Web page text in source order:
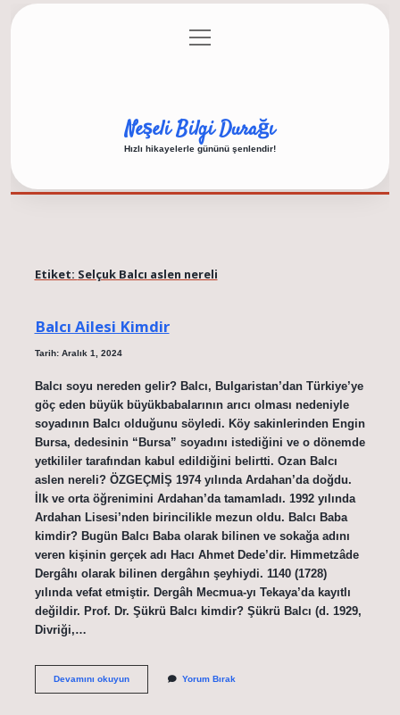
Gizlilik Politikası
menüyü
aç
Neşeli Bilgi Durağı
Hızlı hikayelerle gününü şenlendir!
Etiket: Selçuk Balcı aslen nereli
Balcı Ailesi Kimdir
Tarih: Aralık 1, 2024
Balcı soyu nereden gelir? Balcı, Bulgaristan’dan Türkiye’ye
göç eden büyük büyükbabalarının arıcı olması nedeniyle
soyadının Balcı olduğunu söyledi. Köy sakinlerinden Engin
Bursa, dedesinin “Bursa” soyadını istediğini ve o dönemde
yetkililer tarafından kabul edildiğini belirtti. Ozan Balcı
aslen nereli? ÖZGEÇMİŞ 1974 yılında Ardahan’da doğdu.
İlk ve orta öğrenimini Ardahan’da tamamladı. 1992 yılında
Ardahan Lisesi’nden birincilikle mezun oldu. Balcı Baba
kimdir? Bugün Balcı Baba olarak bilinen ve sokağa adını
veren kişinin gerçek adı Hacı Ahmet Dede’dir. Himmetzâde
Dergâhı olarak bilinen dergâhın şeyhiydi. 1140 (1728)
yılında vefat etmiştir. Dergâh Mecmua-yı Tekaya’da kayıtlı
değildir. Prof. Dr. Şükrü Balcı kimdir? Şükrü Balcı (d. 1929,
Divriği,…
Devamını okuyunBalcı
Yorum Bırak